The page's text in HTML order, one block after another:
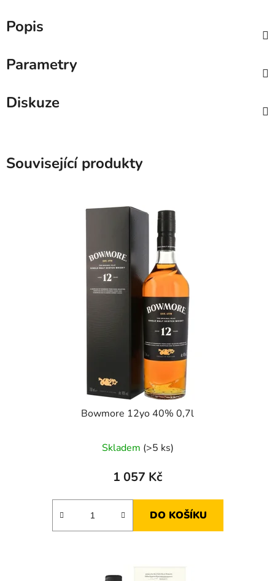
Popis
Parametry
Diskuze
Související produkty
Bowmore 12yo 40% 0,7l
Skladem (>5 ks)
1 057 Kč
DO KOŠÍKU